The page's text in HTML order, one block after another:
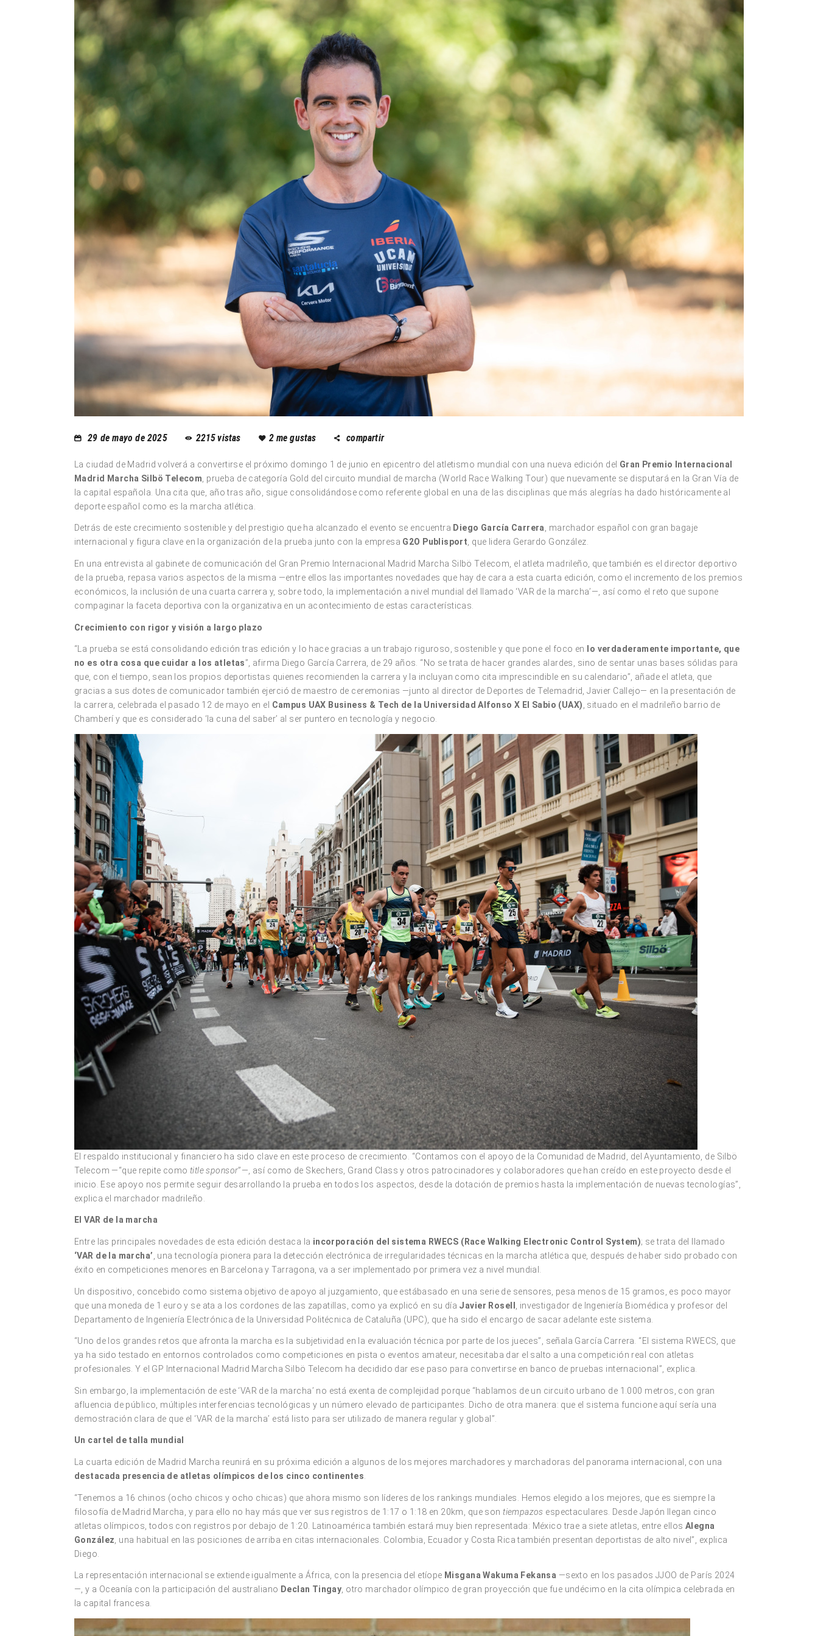
29 de mayo de 2025 2215vistas 2 me gustas compartir
La ciudad de Madrid volverá a convertirse el próximo domingo 1 de junio en epicentro del atletismo mundial con una nueva edición del Gran Premio Internacional
Madrid Marcha Silbö Telecom , prueba de categoría Gold del circuito mundial de marcha (World Race Walking Tour) que nuevamente se disputará en la Gran Vía de
la capital española. Una cita que, año tras año, sigue consolidándose como referente global en una de las disciplinas que más alegrías ha dado históricamente al
deporte español como es la marcha atlética.
Detrás de este crecimiento sostenible y del prestigio que ha alcanzado el evento se encuentra Diego García Carrera, marchador español con gran bagaje
internacional y figura clave en la organización de la prueba junto con la empresa G2O Publisport, que lidera Gerardo González.
En una entrevista al gabinete de comunicación del Gran Premio Internacional Madrid Marcha Silbö Telecom, el atleta madrileño, que también es el director deportivo
de la prueba, repasa varios aspectos de la misma —entre ellos las importantes novedades que hay de cara a esta cuarta edición, como el incremento de los premios
económicos, la inclusión de una cuarta carrera y, sobre todo, la implementación a nivel mundial del llamado ‘VAR de la marcha’—, así como el reto que supone
compaginar la faceta deportiva con la organizativa en un acontecimiento de estas características.
Crecimiento con rigor y visión a largo plazo
“La prueba se está consolidando edición tras edición y lo hace gracias a un trabajo riguroso, sostenible y que pone el foco en
lo verdaderamente importante, que
no es otra cosa que cuidar a los atletas”, afirma Diego García Carrera, de 29 años. “No se trata de hacer grandes alardes, sino de sentar unas bases sólidas para
que, con el tiempo, sean los propios deportistas quienes recomienden la carrera y la incluyan como cita imprescindible en su calendario”, añade el atleta, que
gracias a sus dotes de comunicador también ejerció de maestro de ceremonias —junto al director de Deportes de Telemadrid, Javier Callejo— en la presentación de
la carrera, celebrada el pasado 12 de mayo en el Campus UAX Business & Tech de la Universidad Alfonso X El Sabio (UAX), situado en el madrileño barrio de
Chamberí y que es considerado ‘la cuna del saber’ al ser puntero en tecnología y negocio.
El respaldo institucional y financiero ha sido clave en este proceso de crecimiento. “Contamos con el apoyo de la Comunidad de Madrid, del Ayuntamiento, de Silbö
Telecom —“que repite como title sponsor”—, así como de Skechers, Grand Class y otros patrocinadores y colaboradores que han creído en este proyecto desde el
inicio. Ese apoyo nos permite seguir desarrollando la prueba en todos los aspectos, desde la dotación de premios hasta la implementación de nuevas tecnologías”,
explica el marchador madrileño.
El VAR de la marcha
Entre las principales novedades de esta edición destaca la incorporación del sistema RWECS (Race Walking Electronic Control System); se trata del llamado
‘VAR de la marcha’ , una tecnología pionera para la detección electrónica de irregularidades técnicas en la marcha atlética que, después de haber sido probado con
éxito en competiciones menores en Barcelona y Tarragona, va a ser implementado por primera vez a nivel mundial.
Un dispositivo, concebido como sistema objetivo de apoyo al juzgamiento, que estábasado en una serie de sensores, pesa menos de 15 gramos, es poco mayor
que una moneda de 1 euro y se ata a los cordones de las zapatillas, como ya explicó en su día Javier Rosell , investigador de Ingeniería Biomédica y profesor del
Departamento de Ingeniería Electrónica de la Universidad Politécnica de Cataluña (UPC), que ha sido el encargo de sacar adelante este sistema.
“Uno de los grandes retos que afronta la marcha es la subjetividad en la evaluación técnica por parte de los jueces”, señala García Carrera. “El sistema RWECS, que
ya ha sido testado en entornos controlados como competiciones en pista o eventos amateur, necesitaba dar el salto a una competición real con atletas
profesionales. Y el GP Internacional Madrid Marcha Silbö Telecom ha decidido dar ese paso para convertirse en banco de pruebas internacional”, explica.
Sin embargo, la implementación de este ‘VAR de la marcha’ no está exenta de complejidad porque “hablamos de un circuito urbano de 1.000 metros, con gran
afluencia de público, múltiples interferencias tecnológicas y un número elevado de participantes. Dicho de otra manera: que el sistema funcione aquí sería una
demostración clara de que el ‘VAR de la marcha’ está listo para ser utilizado de manera regular y global”.
Un cartel de talla mundial
La cuarta edición de Madrid Marcha reunirá en su próxima edición a algunos de los mejores marchadores y marchadoras del panorama internacional, con una
destacada presencia de atletas olímpicos de los cinco continentes
“Tenemos a 16 chinos (ocho chicos y ocho chicas) que ahora mismo son líderes de los rankings mundiales. Hemos elegido a los mejores, que es siempre la
filosofía de Madrid Marcha, y para ello no hay más que ver sus registros de 1:17 o 1:18 en 20km, que sontiempazos espectaculares. Desde Japón llegan cinco
atletas olímpicos, todos con registros por debajo de 1:20. Latinoamérica también estará muy bien representada: México trae a siete atletas, entre ellos Alegna
González , una habitual en las posiciones de arriba en citas internacionales. Colombia, Ecuador y Costa Rica también presentan deportistas de alto nivel”, explica
Diego.
La representación internacional se extiende igualmente a África, con la presencia del etíope Misgana Wakuma Fekansa —sexto en los pasados JJOO de París 2024
—, y a Oceanía con la participación del australiano Declan Tingay , otro marchador olímpico de gran proyección que fue undécimo en la cita olímpica celebrada en
la capital francesa.